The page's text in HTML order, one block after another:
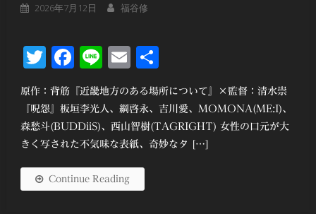
2026年7月12日 福谷修
Twitter
Facebook
LineEmail
原作：背筋『近畿地方のある場所について』×監督：清水崇
『呪怨』板垣李光人、綱啓永、吉川愛、MOMONA(ME:I)、
森愁斗(BUDDiiS)、西山智樹(TAGRIGHT) 女性の口元が大
きく写された不気味な表紙、奇妙なタ […]
Continue Reading